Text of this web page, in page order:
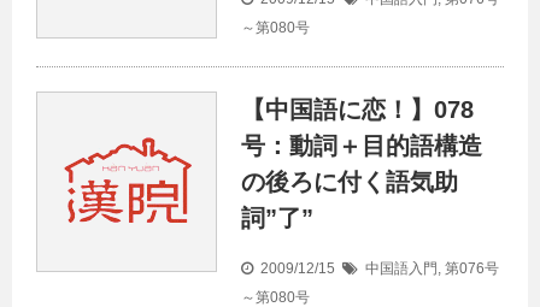
～第080号
【中国語に恋！】078
号：動詞＋目的語構造
の後ろに付く語気助
詞”了”
2009/12/15 中国語入門 , 第076号
～第080号